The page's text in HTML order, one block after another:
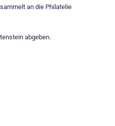
an die Philatelie
abgeben.